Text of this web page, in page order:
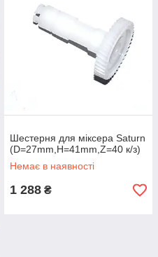
Шестерня для міксера Saturn
(D=27mm,H=41mm,Z=40 к/з)
Немає в наявності
1 288 ₴